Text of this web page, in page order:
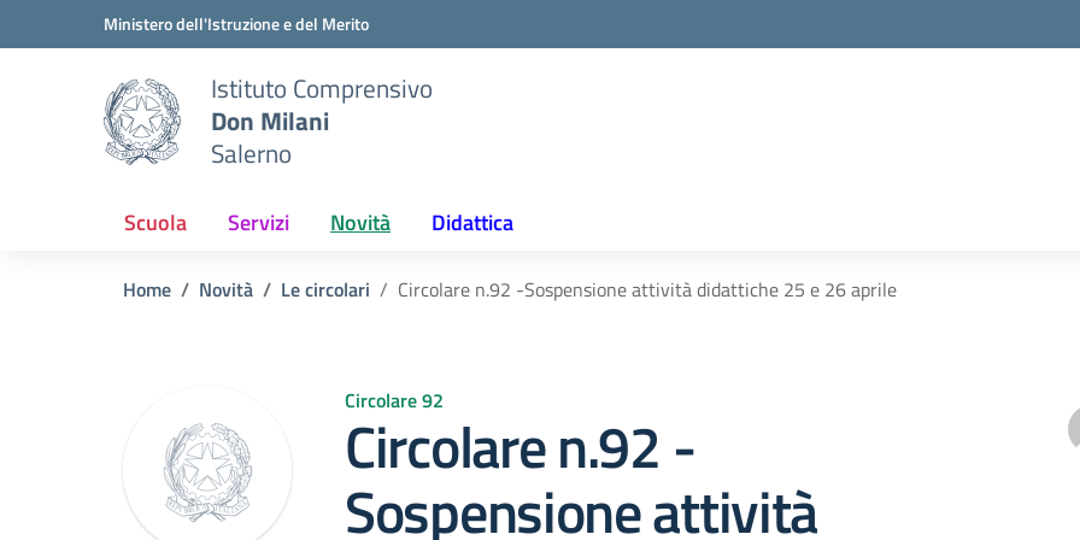
Vai ai contenuti
Vai al menu di navigazioneMinistero dell'Istruzione e del Merito
Istituto Comprensivo
Don Milani
Salerno
Scuola Servizi Novità Didattica
Home Novità Le circolari Circolare n.92 -Sospensione attività didattiche 25 e 26 aprile
Circolare 92
Circolare n.92 -
Sospensione attività